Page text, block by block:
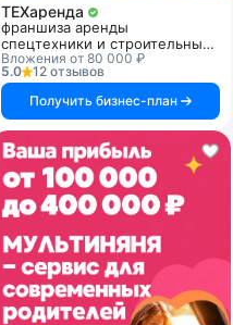
ТЕХаренда
франшиза аренды
спецтехники и строительных
услуг
Вложения от 80 000 ₽
5.0
12 отзывов
Получить бизнес-план